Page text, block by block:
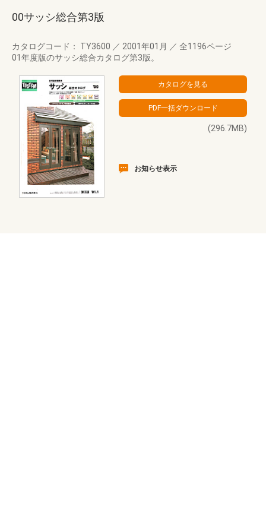
00サッシ総合第3版
カタログコード： TY3600 ／ 2001年01月 ／ 全1196ページ
01年度版のサッシ総合カタログ第3版。
(296.7MB)
お知らせ表示